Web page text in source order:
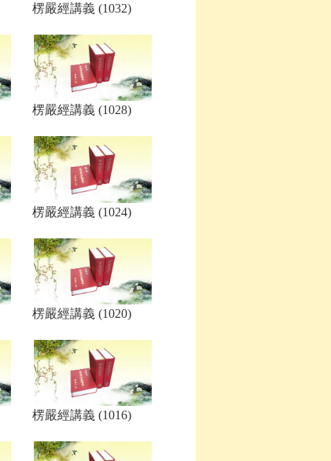
楞嚴經講義 (1032)
楞嚴經講義 (1028)
楞嚴經講義 (1024)
楞嚴經講義 (1020)
楞嚴經講義 (1016)